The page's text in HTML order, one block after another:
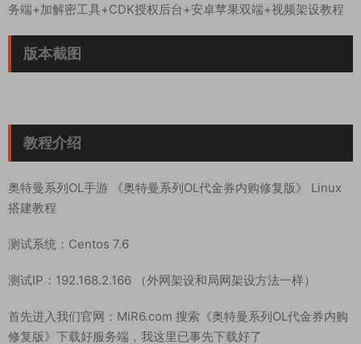
务端+加解密工具+CDK授权后台+安卓苹果双端+视频架设教程
版本截图
教程介绍
奥特曼系列OL手游 《奥特曼系列OL代金券内购修复版》 Linux
搭建教程
测试系统：Centos 7.6
测试IP：192.168.2.166 （外网架设和局网架设方法一样）
首先进入我们官网：MiR6.com 搜索《奥特曼系列OL代金券内购
修复版》下载好服务端，我这里已事先下载好了